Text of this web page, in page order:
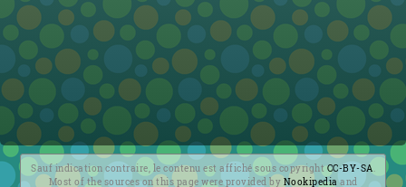
Sauf indication contraire, le contenu est affiché sous copyrightCC-BY-SA.
Most of the sources on this page were provided by Nookipedia and